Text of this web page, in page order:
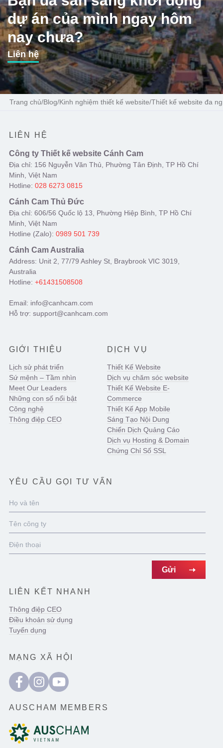
dự án của mình ngay hôm
nay chưa?
Liên hệ
Trang chủ/Blog/Kinh nghiệm thiết kế website/Thiết kế website đa
LIÊN HỆ
Công ty Thiết kế website Cánh Cam
Địa chỉ: 156 Nguyễn Văn Thủ, Phường Tân Định, TP Hồ Chí
Minh, Việt Nam
Hotline: 028 6273 0815
Cánh Cam Thủ Đức
Địa chỉ: 606/56 Quốc lộ 13, Phường Hiệp Bình, TP Hồ Chí
Minh, Việt Nam
Hotline (Zalo): 0989 501 739
Cánh Cam Australia
Address: Unit 2, 77/79 Ashley St, Braybrook VIC 3019,
Australia
Hotline: +61431508508
Email: info@canhcam.com
Hỗ trợ: support@canhcam.com
GIỚI THIỆU
Lịch sử phát triển
Sứ mệnh – Tầm nhìn
Meet Our Leaders
Những con số nổi bật
Công nghệ
Thông điệp CEO
DỊCH VỤ
Thiết Kế Website
Dịch vụ chăm sóc website
Thiết Kế Website E-
Commerce
Thiết Kế App Mobile
Sáng Tạo Nội Dung
Chiến Dịch Quảng Cáo
Dịch vụ Hosting & Domain
Chứng Chỉ Số SSL
YÊU CẦU GỌI TƯ VẤN
LIÊN KẾT NHANH
Thông điệp CEO
Điều khoản sử dụng
Tuyển dụng
MẠNG XÃ HỘI
AUSCHAM MEMBERS